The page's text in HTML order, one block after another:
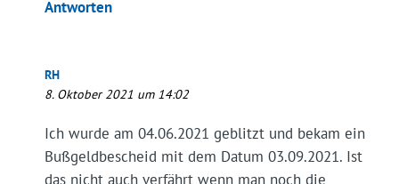
Antworten
RH
8. Oktober 2021 um 14:02
Ich wurde am 04.06.2021 geblitzt und bekam ein
Bußgeldbescheid mit dem Datum 03.09.2021. Ist
das nicht auch verfährt wenn man noch die